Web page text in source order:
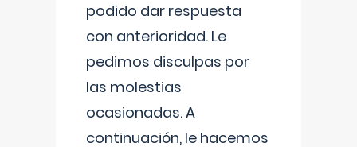
podido dar respuesta
con anterioridad. Le
pedimos disculpas por
las molestias
ocasionadas. A
continuación, le hacemos